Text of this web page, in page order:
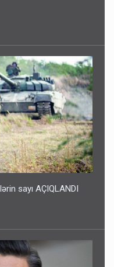
sayı AÇIQLANDI